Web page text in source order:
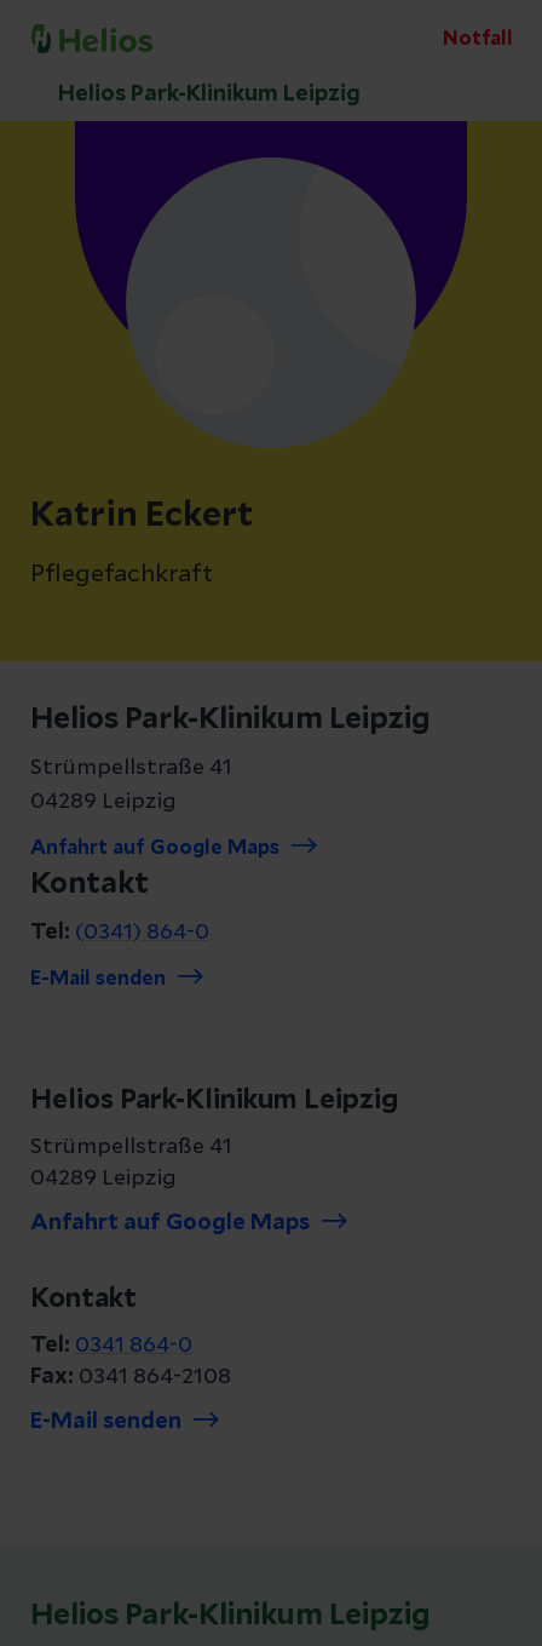
Notfall
Helios Park-Klinikum Leipzig
Katrin Eckert
Pflegefachkraft
Helios Park-Klinikum Leipzig
Strümpellstraße 41
04289 Leipzig
Anfahrt auf Google Maps
Kontakt
Tel: (0341) 864-0
E-Mail senden
Helios Park-Klinikum Leipzig
Strümpellstraße 41
04289 Leipzig
Anfahrt auf Google Maps
Kontakt
Tel: 0341 864-0
Fax: 0341 864-2108
E-Mail senden
Helios Park-Klinikum Leipzig